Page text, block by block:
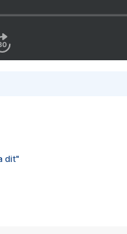
dit"